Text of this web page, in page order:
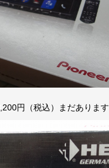
円（税込）まだあります